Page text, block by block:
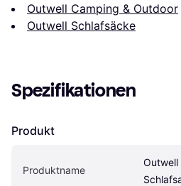
Outwell Camping & Outdoor
Outwell Schlafsäcke
Spezifikationen
Produkt
Produktname
Outwell